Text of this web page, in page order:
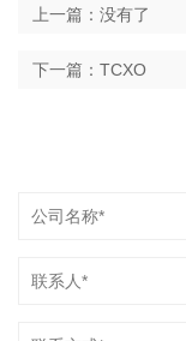
上一篇：没有了
下一篇：TCXO